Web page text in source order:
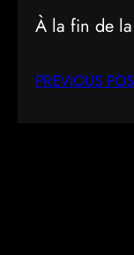
À la fin de
PREVIOUS